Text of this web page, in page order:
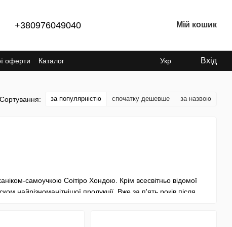
+380976049040 Мій кошик
оферти Каталог Укр Вхід
Сортування: за популярністю спочатку дешевше за назвою
самоучкою Соітіро Хондою. Крім всесвітньо відомої
найрізноманітнішої продукції. Вже за п'ять років після